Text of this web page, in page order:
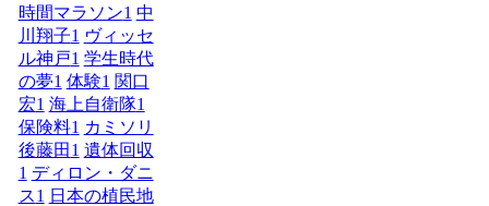
時間マラソン1 中
川翔子1 ヴィッセ
ル神戸1 学生時代
の夢1 体験1 関口
宏1 海上自衛隊1
保険料1 カミソリ
後藤田 1 遺体回収
1 ディロン・ダニ
ス1 日本の植民地